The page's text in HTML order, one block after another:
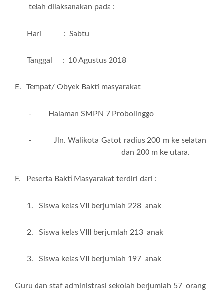
telah dilaksanakan pada :
Hari : Sabtu
Tanggal : 10 Agustus 2018
E. Tempat/ Obyek Bakti masyarakat
- Halaman SMPN 7 Probolinggo
-
Jln. Walikota Gatot radius 200 m ke selatan
dan 200 m ke utara.
F. Peserta Bakti Masyarakat terdiri dari :
1. Siswa kelas VII berjumlah 228 anak
2. Siswa kelas VII berjumlah 213 anak
3. Siswa kelas VII berjumlah 197 anak
Guru dan staf administrasi sekolah berjumlah 57 orang